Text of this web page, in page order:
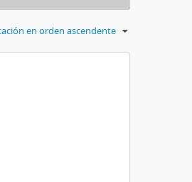
en orden ascendente